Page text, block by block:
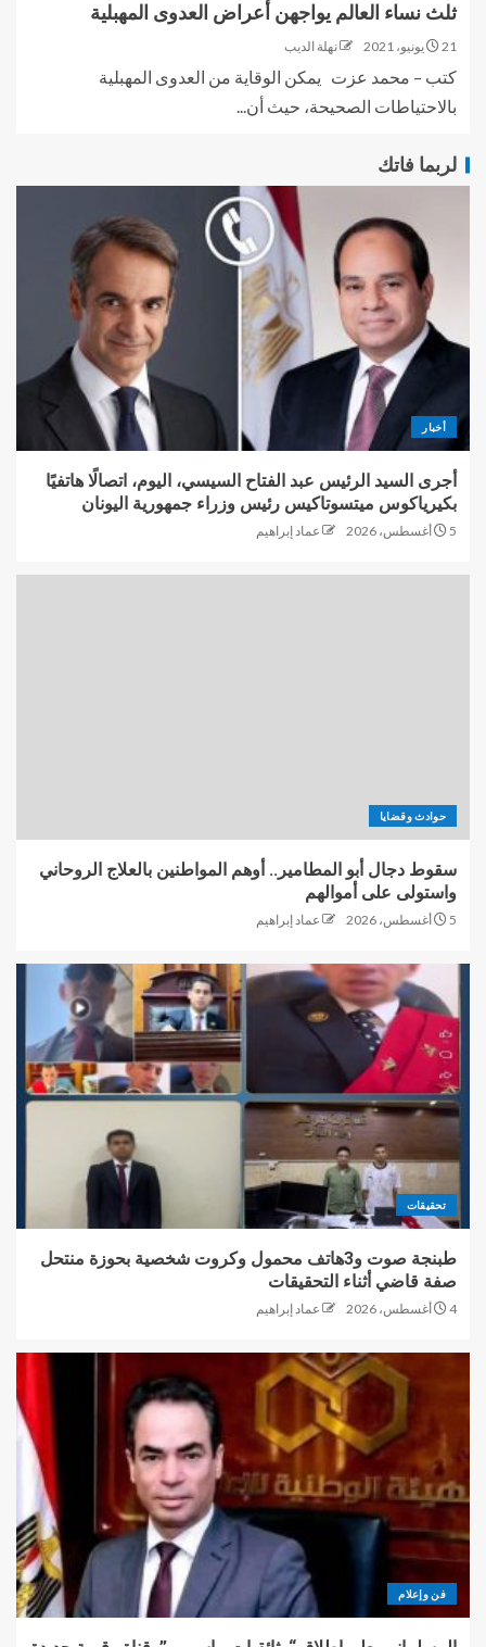
ثلث نساء العالم يواجهن أعراض العدوى المهبلية
21 يونيو، 2021 نهلة الديب
كتب – محمد عزت يمكن الوقاية من العدوى المهبلية
بالاحتياطات الصحيحة، حيث أن...
لربما فاتك
أخبار
أجرى السيد الرئيس عبد الفتاح السيسي، اليوم، اتصالًا هاتفيًا
بكيرياكوس ميتسوتاكيس رئيس وزراء جمهورية اليونان
5 أغسطس، 2026 عماد إبراهيم
حوادث وقضايا
سقوط دجال أبو المطامير.. أوهم المواطنين بالعلاج الروحاني
واستولى على أموالهم
5 أغسطس، 2026 عماد إبراهيم
تحقيقات
طبنجة صوت و3هاتف محمول وكروت شخصية بحوزة منتحل
صفة قاضي أثناء التحقيقات
4 أغسطس، 2026 عماد إبراهيم
فن وإعلام